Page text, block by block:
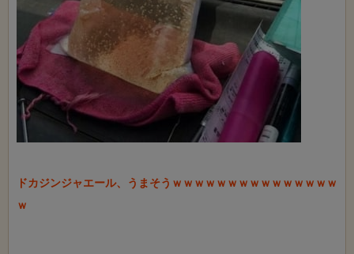
ドカジンジャエール、うまそうｗｗｗｗｗｗｗｗｗｗｗｗｗｗｗ
ｗ